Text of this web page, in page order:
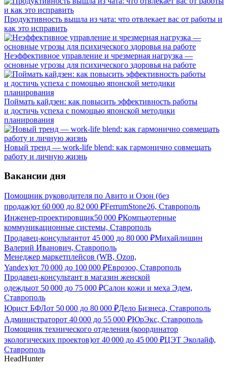
Продуктивность вышла из чата: что отвлекает вас от работы и
как это исправить
Неэффективное управление и чрезмерная нагрузка —
основные угрозы для психического здоровья на работе
Поймать кайдзен: как повысить эффективность работы
и достичь успеха с помощью японской методики
планирования
Новый тренд — work-life blend: как гармонично совмещать
работу и личную жизнь
Вакансии дня
Помощник руководителя по Авито и Озон (без
продаж)от 60 000 до 82 000 ₽FerrumStone26, Ставрополь
Инженер-проектировщик50 000 ₽Компьютерные
коммуникационные системы, Ставрополь
Продавец-консультантот 45 000 до 80 000 ₽Михайлишин
Валерий Иванович, Ставрополь
Менеджер маркетплейсов (WB, Ozon,
Yandex)от 70 000 до 100 000 ₽Еврозоо, Ставрополь
Продавец-консультант в магазин женской
одеждыот 50 000 до 75 000 ₽Салон кожи и меха Эдем,
Ставрополь
Юрист БФЛот 50 000 до 80 000 ₽Дело Бизнеса, Ставрополь
Администраторот 40 000 до 55 000 ₽ЮрЭкс, Ставрополь
Помощник технического отделения (координатор
экологических проектов)от 40 000 до 45 000 ₽ЦЭТ Эколайф,
Ставрополь
HeadHunter